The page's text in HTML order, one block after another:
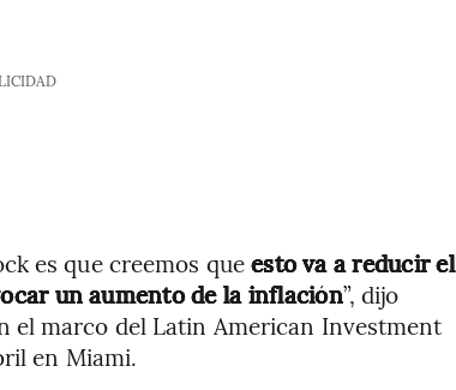
es que creemos queesto va a reducir el
un aumento de la inflación”, dijo
el marco del Latin American Investment
en Miami.